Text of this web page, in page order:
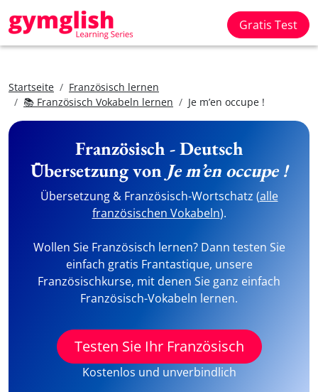
Gratis Test
Startseite
Französisch lernen
📚 Französisch Vokabeln lernen
Je m’en occupe !
Französisch - Deutsch
Übersetzung von Je m’en occupe !
Übersetzung & Französisch-Wortschatz (alle
französischen Vokabeln).
Wollen Sie Französisch lernen? Dann testen Sie
einfach gratis Frantastique, unsere
Französischkurse, mit denen Sie ganz einfach
Französisch-Vokabeln lernen.
Testen Sie Ihr Französisch
Kostenlos und unverbindlich